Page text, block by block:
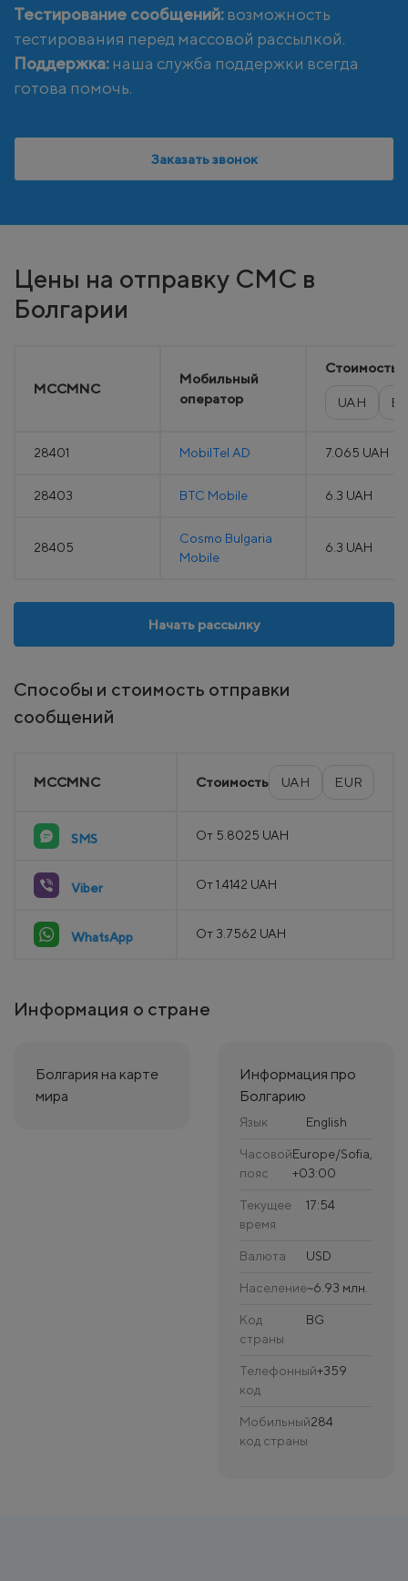
Тестирование сообщений:возможность
тестирования перед массовой рассылкой.
Поддержка:наша служба поддержки всегда
готова помочь.
Заказать звонок
Цены на отправку СМС в
Болгарии
MCCMNC
Мобильный
оператор
Стоимость
UAH
28401 MobilTel AD 7.065 UAH
28403 BTC Mobile 6.3 UAH
28405
Cosmo Bulgaria
Mobile
6.3 UAH
Начать рассылку
Способы и стоимость отправки
сообщений
MCCMNC Стоимость UAH EUR
SMS От 5.8025 UAH
Viber От 1.4142 UAH
WhatsApp От 3.7562 UAH
Информация о стране
Болгария на карте
мира
Информация про
Болгарию
Язык English
Часовой
пояс
Europe/Sofia,
+03:00
Текущее
время
17:54
Валюта USD
Население~6.93 млн.
Код
страны
BG
Телефонный
код
+359
Мобильный
код страны
284